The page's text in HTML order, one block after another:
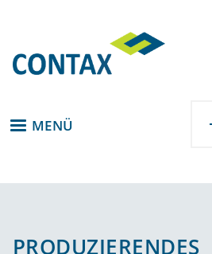
MENÜ
PRODUZIERENDES